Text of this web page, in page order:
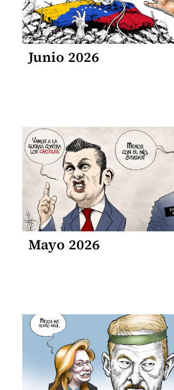
Junio 2026
Mayo 2026